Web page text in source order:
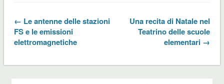
← Le antenne delle stazioni
FS e le emissioni
elettromagnetiche
Una recita di Natale nel
Teatrino delle scuole
elementari →